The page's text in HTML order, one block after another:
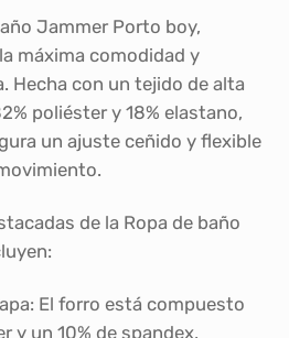
Jammer Porto boy,
máxima comodidad y
Hecha con un tejido de alta
poliéster y 18% elastano,
un ajuste ceñido y flexible
de la Ropa de baño
El forro está compuesto
y un 10% de spandex,